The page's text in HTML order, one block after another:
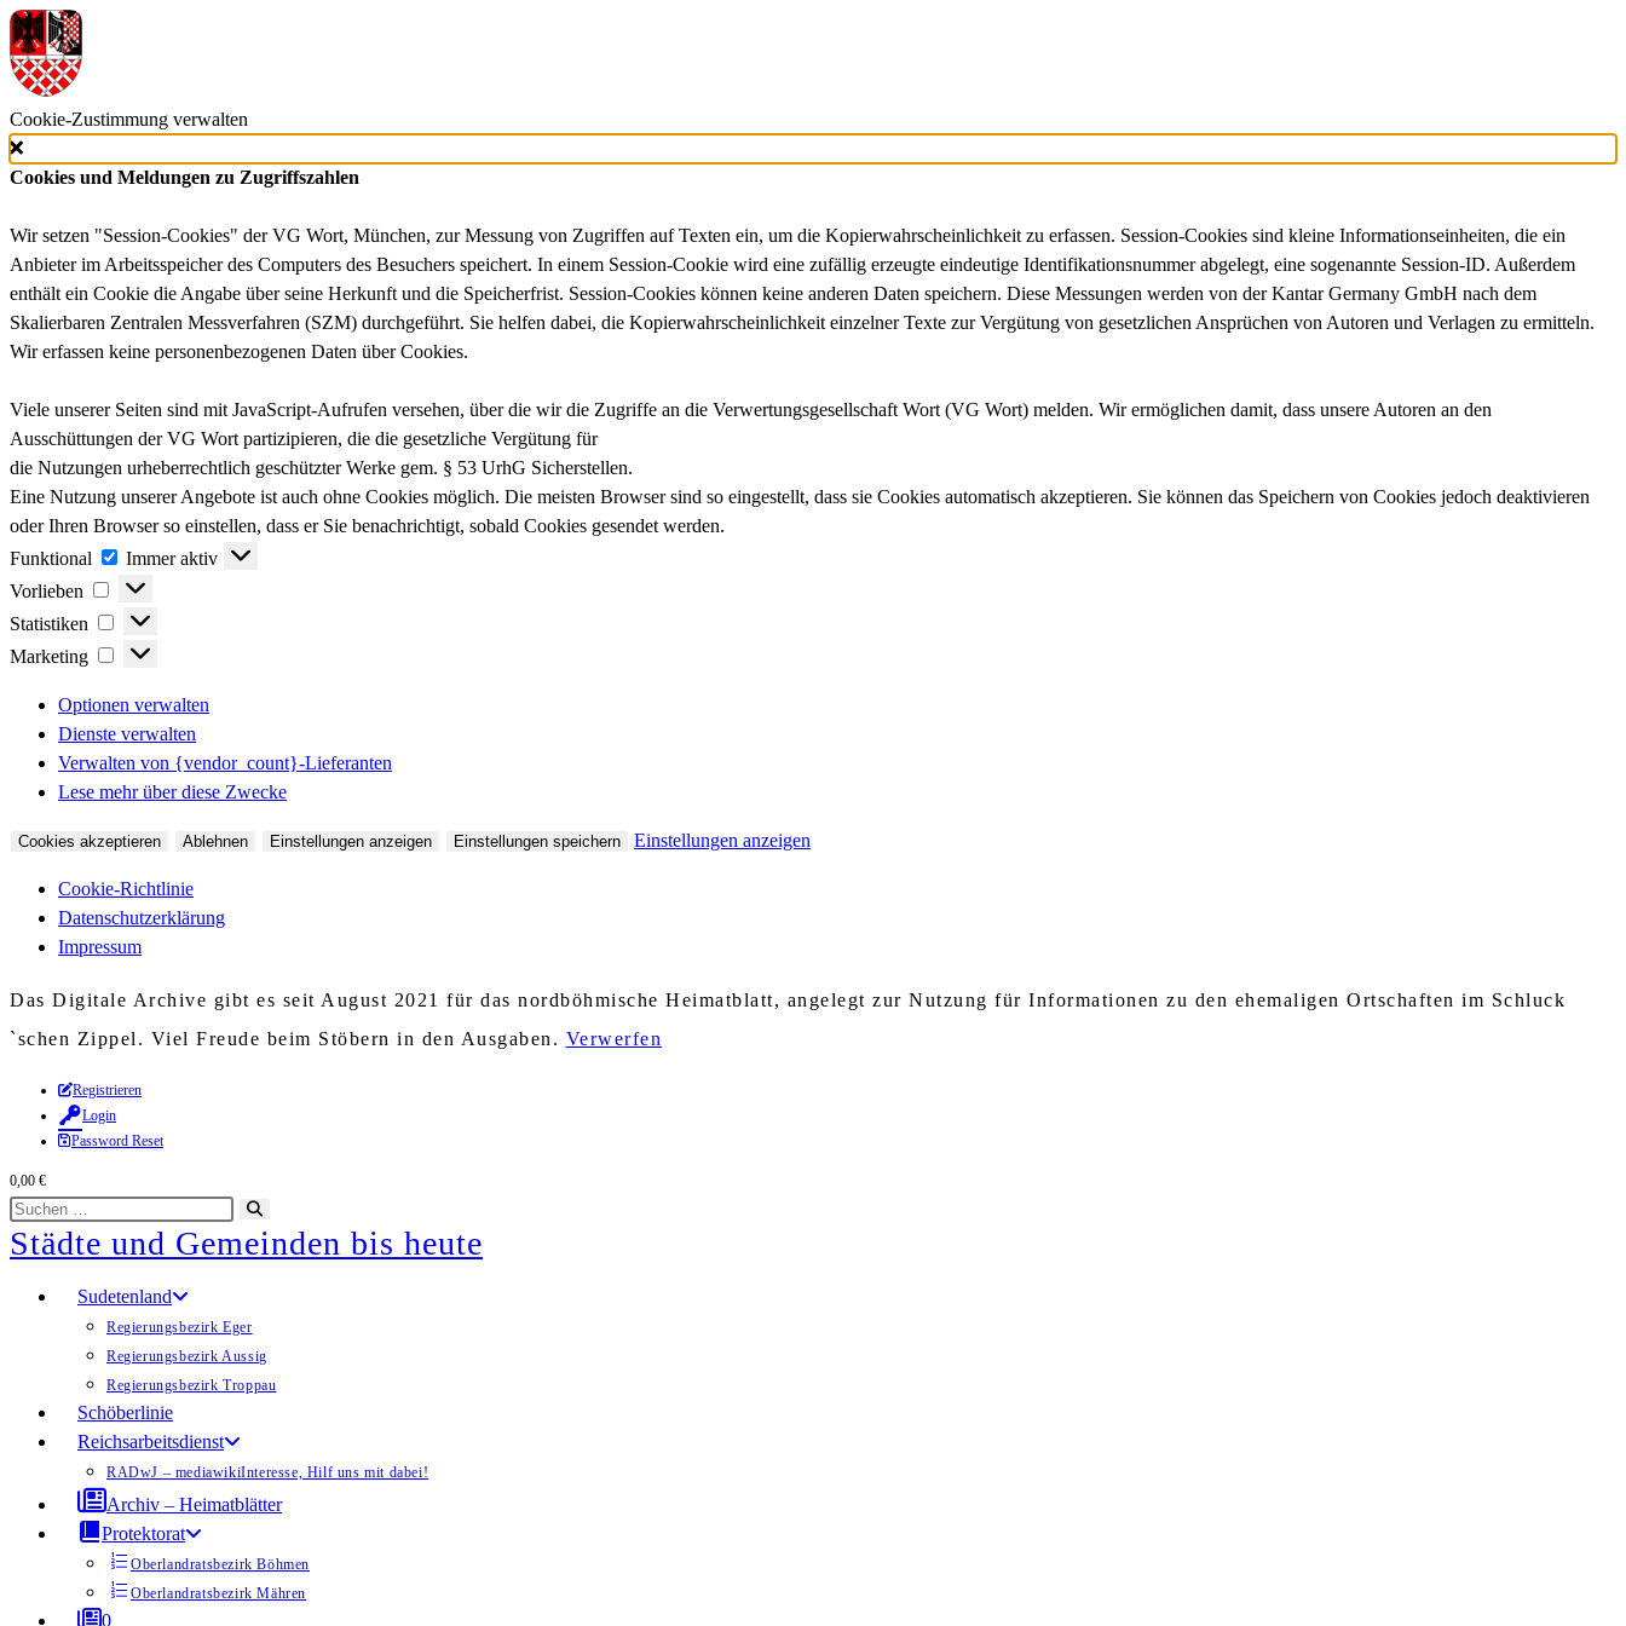
Cookie-Zustimmung verwalten
Cookies und Meldungen zu Zugriffszahlen
Wir setzen "Session-Cookies" der VG Wort, München, zur Messung von Zugriffen auf Texten ein, um die Kopierwahrscheinlichkeit zu erfassen. Session-Cookies sind kleine Informationseinheiten, die ein
Anbieter im Arbeitsspeicher des Computers des Besuchers speichert. In einem Session-Cookie wird eine zufällig erzeugte eindeutige Identifikationsnummer abgelegt, eine sogenannte Session-ID. Außerdem
enthält ein Cookie die Angabe über seine Herkunft und die Speicherfrist. Session-Cookies können keine anderen Daten speichern. Diese Messungen werden von der Kantar Germany GmbH nach dem
Skalierbaren Zentralen Messverfahren (SZM) durchgeführt. Sie helfen dabei, die Kopierwahrscheinlichkeit einzelner Texte zur Vergütung von gesetzlichen Ansprüchen von Autoren und Verlagen zu ermitteln.
Wir erfassen keine personenbezogenen Daten über Cookies.
Viele unserer Seiten sind mit JavaScript-Aufrufen versehen, über die wir die Zugriffe an die Verwertungsgesellschaft Wort (VG Wort) melden. Wir ermöglichen damit, dass unsere Autoren an den
Ausschüttungen der VG Wort partizipieren, die die gesetzliche Vergütung für
die Nutzungen urheberrechtlich geschützter Werke gem. § 53 UrhG Sicherstellen.
Eine Nutzung unserer Angebote ist auch ohne Cookies möglich. Die meisten Browser sind so eingestellt, dass sie Cookies automatisch akzeptieren. Sie können das Speichern von Cookies jedoch deaktivieren
oder Ihren Browser so einstellen, dass er Sie benachrichtigt, sobald Cookies gesendet werden.
Funktional
Funktional
Immer aktiv
Vorlieben
Vorlieben
Statistiken
Statistiken
Marketing
Marketing
Optionen verwalten
Dienste verwalten
Verwalten von {vendor_count}-Lieferanten
Lese mehr über diese Zwecke
Cookies akzeptieren Ablehnen Einstellungen anzeigen Einstellungen speichern Einstellungen anzeigen
Cookie-Richtlinie
Datenschutzerklärung
Impressum
Das Digitale Archive gibt es seit August 2021 für das nordböhmische Heimatblatt, angelegt zur Nutzung für Informationen zu den ehemaligen Ortschaften im Schluck
`schen Zippel. Viel Freude beim Stöbern in den Ausgaben. Verwerfen
Zum
Inhalt
springen
Registrieren
Login
Password Reset
0,00 €
Diese
Website
durchsuchen
starten
Städte und Gemeinden bis heute
Sudetenland
Regierungsbezirk Eger
Regierungsbezirk Aussig
Regierungsbezirk Troppau
Schöberlinie
Reichsarbeitsdienst
RADwJ – mediawikiInteresse, Hilf uns mit dabei!
Archiv – Heimatblätter
Protektorat
Oberlandratsbezirk Böhmen
Oberlandratsbezirk Mähren
0